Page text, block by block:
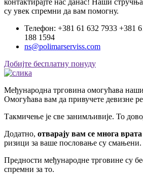
контактирајте нас данас! Наши
су увек спремни да вам помогну.
Телефон: +381 61 632 7933 +381
188 1594
ns@polimarserviss.com
Добијте бесплатну понуду
Међународна трговина омогућава
Омогућава вам да привучете девизне
Такмичење је све занимљивије. То
Додатно, отварају вам се многа
ризици за ваше пословање су смањени.
Предности међународне трговине су
спремни за то.